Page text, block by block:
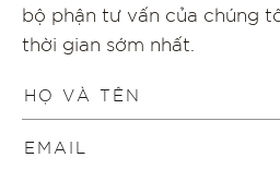
bộ phận tư vấn của chúng
thời gian sớm nhất.